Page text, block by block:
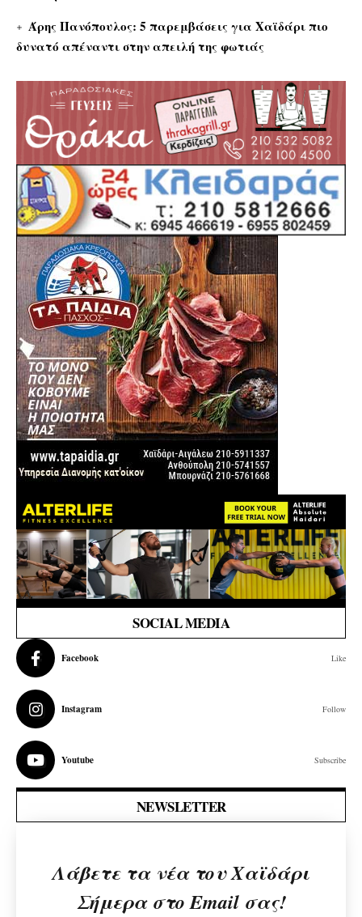
Άρης Πανόπουλος: 5 παρεμβάσεις για Χαϊδάρι πιο
δυνατό απέναντι στην απειλή της φωτιάς
SOCIAL MEDIA
Facebook Like
Instagram Follow
Youtube Subscribe
NEWSLETTER
Λάβετε τα νέα του Χαϊδάρι
Σήμερα στο Email σας!